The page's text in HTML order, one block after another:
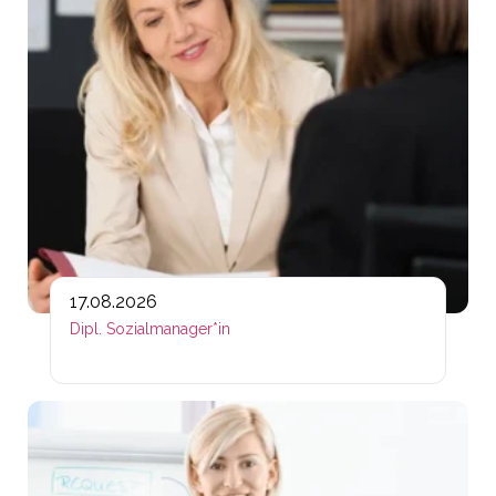
17.08.2026
Dipl. Sozialmanager*in